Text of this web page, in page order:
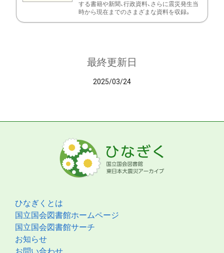
する書籍や新聞、行政資料、さらに震災発生当
時から現在までのさまざまな資料を収録。
最終更新日
2025/03/24
ひなぎくとは
国立国会図書館ホームページ
国立国会図書館サーチ
お知らせ